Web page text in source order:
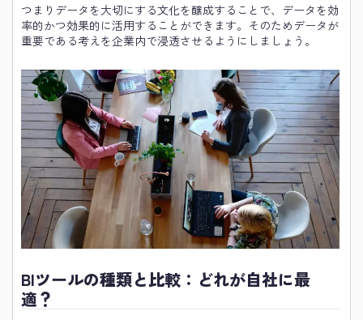
つまりデータを大切にする文化を醸成することで、データを効
率的かつ効果的に活用することができます。そのためデータが
重要である考えを企業内で浸透させるようにしましょう。
BIツールの種類と比較：どれが自社に最
適？